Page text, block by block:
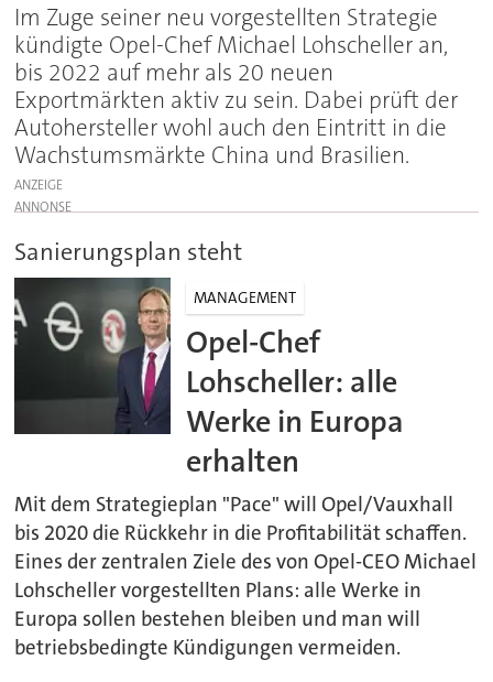
Im Zuge seiner neu vorgestellten Strategie
kündigte Opel-Chef Michael Lohscheller an,
bis 2022 auf mehr als 20 neuen
Exportmärkten aktiv zu sein. Dabei prüft der
Autohersteller wohl auch den Eintritt in die
Wachstumsmärkte China und Brasilien.
ANZEIGE
Sanierungsplan steht
MANAGEMENT
Opel-Chef
Lohscheller: alle
Werke in Europa
erhalten
Mit dem Strategieplan "Pace" will Opel/Vauxhall
bis 2020 die Rückkehr in die Profitabilität schaffen.
Eines der zentralen Ziele des von Opel-CEO Michael
Lohscheller vorgestellten Plans: alle Werke in
Europa sollen bestehen bleiben und man will
betriebsbedingte Kündigungen vermeiden.